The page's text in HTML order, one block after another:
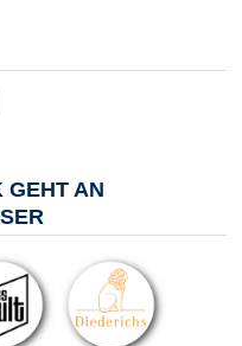
GEHT AN